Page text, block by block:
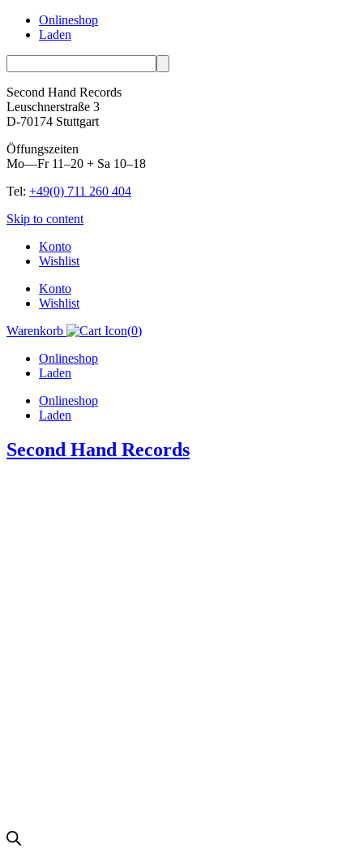
Onlineshop
Laden
Second Hand Records
Leuschnerstraße 3
D-70174 Stuttgart
Öffungszeiten
Mo—Fr 11–20 + Sa 10–18
Tel: +49(0) 711 260 404
Skip to content
Konto
Wishlist
Konto
Wishlist
Warenkorb
(0)
Onlineshop
Laden
Onlineshop
Laden
Second Hand Records